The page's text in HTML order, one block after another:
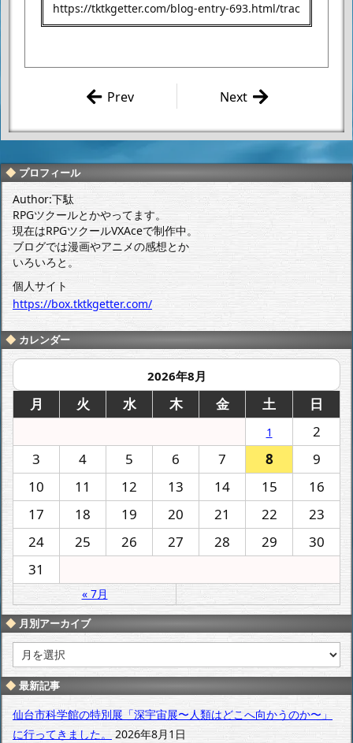
とマップ多い
な……。
Next
ーター 観察記録
Prev
プロフィール
Author:下駄
RPGツクールとかやってます。
現在はRPGツクールVXAceで制作中。
ブログでは漫画やアニメの感想とか
いろいろと。
個人サイト
https://box.tktkgetter.com/
カレンダー
2026年8月
月 火 水 木 金 土 日
1
2
3
4 5 6 7 8
9
10
11 12 13 14 15
16
17
18 19 20 21 22
23
24
25 26 27 28 29
30
31
« 7月
月別アーカイブ
別
ア
ー
カ
イ
最新記事
仙台市科学館の特別展「深宇宙展〜人類はどこへ向かうのか〜」
に行ってきました。
2026年8月1日